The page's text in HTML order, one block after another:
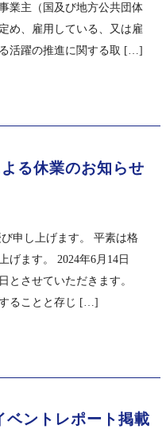
業主（国及び地方公共団体
め、雇用している、又は雇
活躍の推進に関する取 […]
る休業のお知らせ
申し上げます。 平素は格
げます。 2024年6月14日
とさせていただきます。
ることと存じ […]
ントレポート掲載